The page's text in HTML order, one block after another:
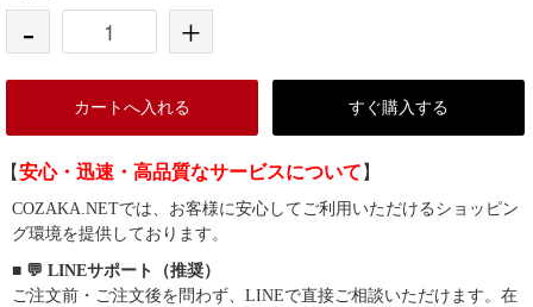
- +
カートへ入れる すぐ購入する
【安心・迅速・高品質なサービスについて 】
COZAKA.NETでは、お客様に安心してご利用いただけるショッピン
グ環境を提供しております。
■ 💬 LINEサポート（推奨）
ご注文前・ご注文後を問わず、LINEで直接ご相談いただけます。在